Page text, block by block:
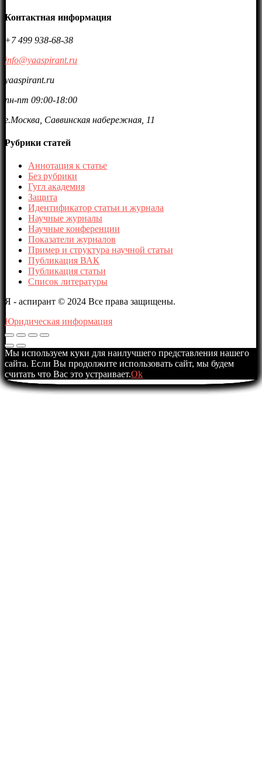
Контактная информация
+7 499 938-68-38
info@yaaspirant.ru
yaaspirant.ru
пн-пт 09:00-18:00
г.Москва, Саввинская набережная, 11
Рубрики статей
Аннотация к статье
Без рубрики
Гугл академия
Защита
Идентификатор статьи и журнала
Научные журналы
Научные конференции
Показатели журналов
Пример и структура научной статьи
Публикация ВАК
Публикация статьи
Список литературы
Я - аспирант © 2024 Все права защищены.
Юридическая информация
Мы используем куки для наилучшего представления нашего
сайта. Если Вы продолжите использовать сайт, мы будем
считать что Вас это устраивает.Ok